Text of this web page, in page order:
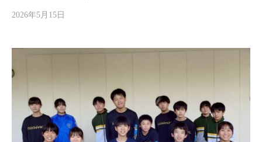
2026年5月15日
h
i
k